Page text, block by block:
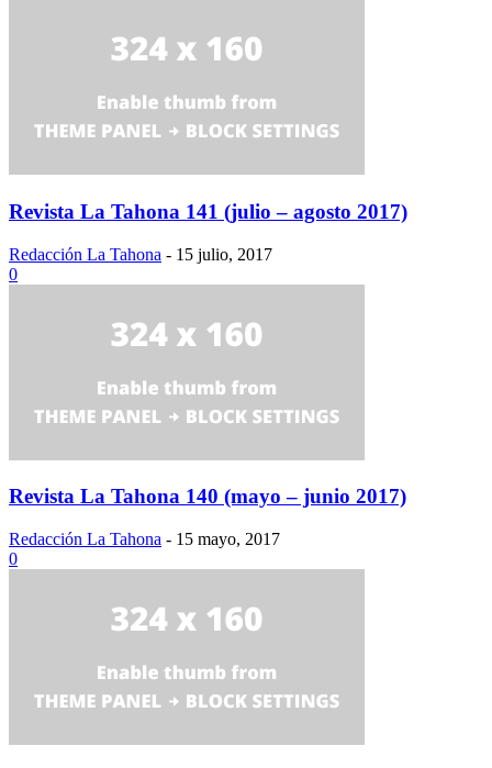
Revista La Tahona 141 (julio – agosto 2017)
Redacción La Tahona - 15 julio, 2017
0
Revista La Tahona 140 (mayo – junio 2017)
Redacción La Tahona - 15 mayo, 2017
0